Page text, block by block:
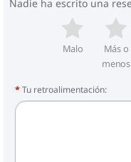
Nadie ha escrito una
Malo
Más o
menos
Tu retroalimentación: